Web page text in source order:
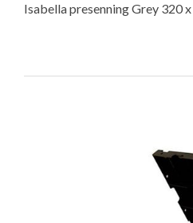
Isabella presenning Grey 320